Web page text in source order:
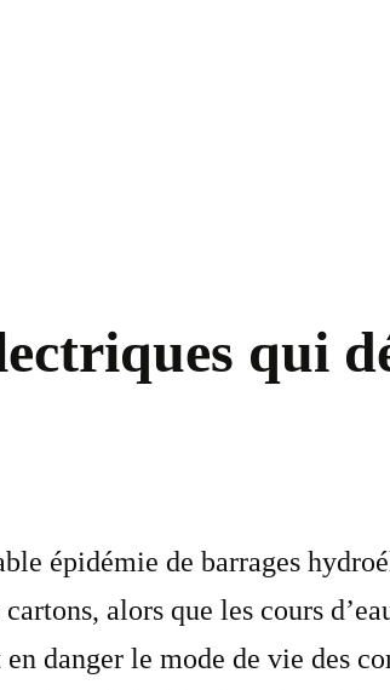
qui
épidémie de barrages
alors que les cours
danger le mode de vie des